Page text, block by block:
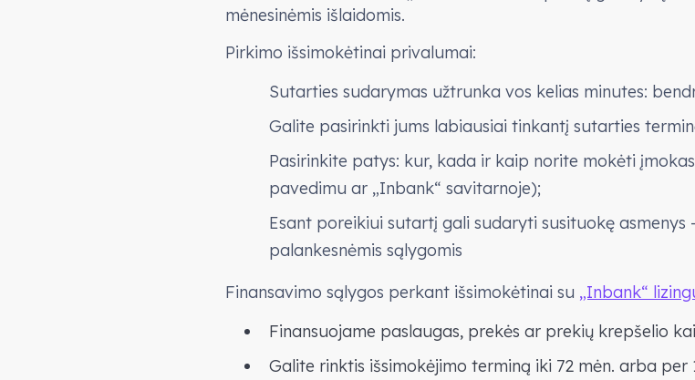
mėnesinėmis išlaidomis.
Pirkimo išsimokėtinai privalumai:
Sutarties sudarymas užtrunka vos kelias minutes:
Galite pasirinkti jums labiausiai tinkantį sutarties
Pasirinkite patys: kur, kada ir kaip norite mokėti
pavedimu ar „Inbank“ savitarnoje);
Esant poreikiui sutartį gali sudaryti susituokę
palankesnėmis sąlygomis
Finansavimo sąlygos perkant išsimokėtinai su „Inbank“
Finansuojame paslaugas, prekės ar prekių krepšelio
Galite rinktis išsimokėjimo terminą iki 72 mėn. arba per